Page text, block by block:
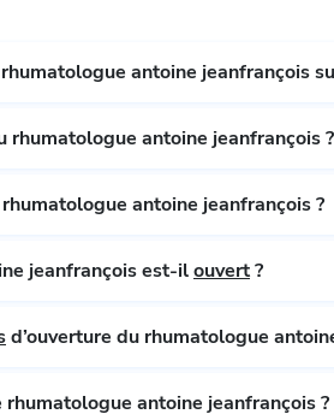
antoine jeanfrançois
rhumatologue antoine jeanfrançois ?
antoine jeanfrançois ?
Le rhumatologue antoine jeanfrançois est-ilouvert?
d’ouverture du rhumatologue
antoine jeanfrançois ?